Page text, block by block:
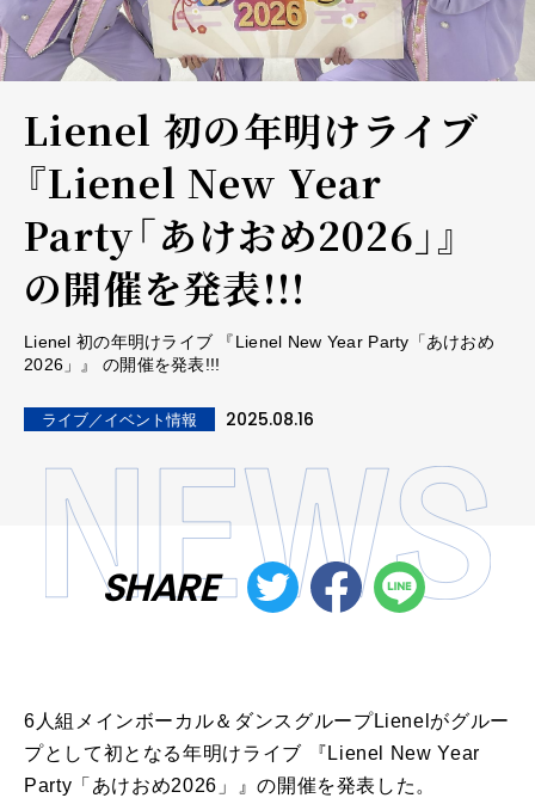
Lienel 初の年明けライブ
『Lienel New Year
Party「あけおめ2026」』
の開催を発表!!!
Lienel 初の年明けライブ 『Lienel New Year Party「あけおめ
2026」』 の開催を発表!!!
ライブ／イベント情報 2025.08.16
SHARE
6人組メインボーカル＆ダンスグループLienelがグルー
プとして初となる年明けライブ 『Lienel New Year
Party「あけおめ2026」』の開催を発表した。